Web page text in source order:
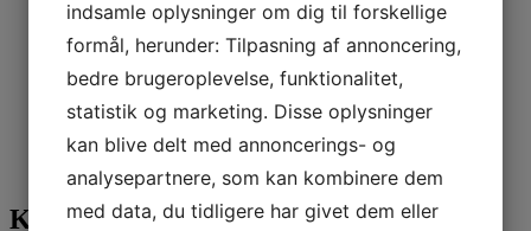
april 2018
marts 2018
februar 2018
december 2017
november 2017
september 2017
marts 2016
juni 2015
Kategorier
indsamle oplysninger om dig til forskellige
formål, herunder: Tilpasning af annoncering,
bedre brugeroplevelse, funktionalitet,
statistik og marketing. Disse oplysninger
kan blive delt med annoncerings- og
analysepartnere, som kan kombinere dem
med data, du tidligere har givet dem eller